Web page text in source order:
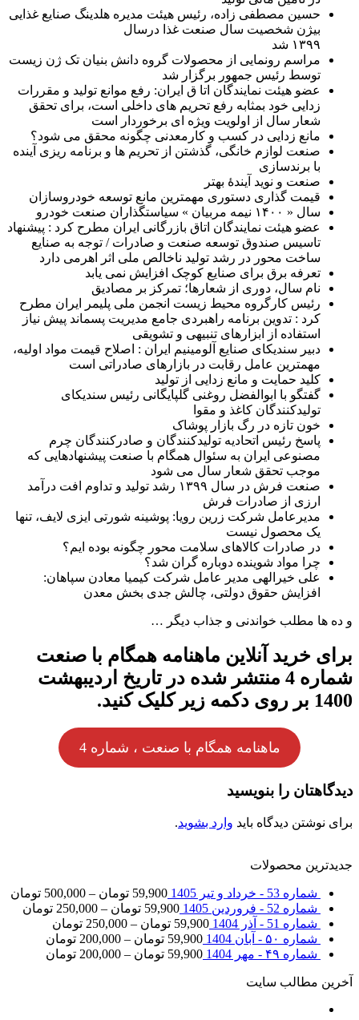
حسین مصطفی زاده، رئیس هیئت مدیره هلدینگ صنایع غذایی
بیژن شخصیت سال صنعت غذا درسال
۱۳۹۹ شد
مراسم رونمایی از محصولات گروه دانش بنیان تک ژن زیست
توسط رئیس جمهور برگزار شد
عضو هیئت نمایندگان اتا ق ایران: رفع موانع تولید و مقررات
زدایی خود بمثابه رفع تحریم های داخلی است، برای تحقق
شعار سال از اولویت ویژه ای برخوردار است
مانع زدایی در کسب و کارمعدنی چگونه محقق می شود؟
صنعت لوازم خانگی، گذشتن از تحریم ها و برنامه ریزی آینده
با برندسازی
صنعت و نوید آیندۀ بهتر
قیمت گذاری دستوری مهمترین مانع توسعه خودروسازان
سال « ۱۴۰۰ نیمه مربیان » سیاستگذاران صنعت خودرو
عضو هیئت نمایندگان اتاق بازرگانی ایران مطرح کرد : پیشنهاد
تاسیس صندوق توسعه صنعت و صادرات / توجه به صنایع
ساخت محور در رشد تولید ناخالص ملی اثر اهرمی دارد
تعرفه برق برای صنایع کوچک افزایش نمی یابد
نام سال، دوری از شعارها؛ تمرکز بر مصادیق
رئیس کارگروه محیط زیست انجمن ملی پلیمر ایران مطرح
کرد : تدوین برنامه راهبردی جامع مدیریت پسماند پیش نیاز
استفاده از ابزارهای تنبیهی و تشویقی
دبیر سندیکای صنایع آلومینیم ایران : اصلاح قیمت مواد اولیه،
مهمترین عامل رقابت در بازارهای صادراتی است
کلید حمایت و مانع زدایی از تولید
گفتگو با ابوالفضل روغنی گلپایگانی رئیس سندیکای
تولیدکنندگان کاغذ و مقوا
خون تازه در رگ بازار پوشاک
پاسخ رئیس اتحادیه تولیدکنندگان و صادرکنندگان چرم
مصنوعی ایران به سئوال همگام با صنعت پیشنهادهایی که
موجب تحقق شعار سال می شود
صنعت فرش در سال ۱۳۹۹ رشد تولید و تداوم افت درآمد
ارزی از صادرات فرش
مدیرعامل شرکت زرین رویا: پوشینه شورتی ایزی لایف، تنها
یک محصول نیست
در صادرات کالاهای سلامت محور چگونه بوده ایم؟
چرا مواد شوینده دوباره گران شد؟
علی خیرالهی مدیر عامل شرکت کیمیا معادن سپاهان:
افزایش حقوق دولتی، چالش جدی بخش معدن
و ده ها مطلب خواندنی و جذاب دیگر …
برای خرید آنلاین ماهنامه همگام با صنعت
شماره 4 منتشر شده در تاریخ اردیبهشت
1400 بر روی دکمه زیر کلیک کنید.
ماهنامه همگام با صنعت ، شماره 4
دیدگاهتان را بنویسید
برای نوشتن دیدگاه باید وارد بشوید.
جدیدترین محصولات
شماره 53 - خرداد و تیر 1405 59,900 تومان –
500,000 تومان
شماره 52 - فروردین 1405
59,900 تومان –
250,000 تومان
شماره 51 - آذر 1404
59,900 تومان –
250,000 تومان
شماره ۵۰ - آبان 1404
59,900 تومان –
200,000 تومان
شماره ۴۹ - مهر 1404
59,900 تومان –
200,000 تومان
آخرین مطالب سایت